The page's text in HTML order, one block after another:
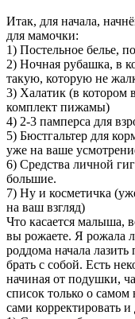
Итак, для начала,
для мамочки:
1) Постельное белье,
2) Ночная рубашка, в
такую, которую не
3) Халатик (в котором
комплект пижамы)
4) 2-3 памперса для
5) Бюстгальтер для
уже на ваше
6) Средства личной
большие.
7) Ну и косметичка
на ваш взгляд)
Что касается малыша,
вы рожаете. Я рожала
роддома начала
брать с собой. Есть
начиная от подушки,
список только о
сами корректировать